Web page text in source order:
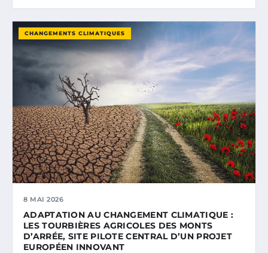
CHANGEMENTS CLIMATIQUES
8 MAI 2026
ADAPTATION AU CHANGEMENT CLIMATIQUE :
LES TOURBIÈRES AGRICOLES DES MONTS
D’ARRÉE, SITE PILOTE CENTRAL D’UN PROJET
EUROPÉEN INNOVANT